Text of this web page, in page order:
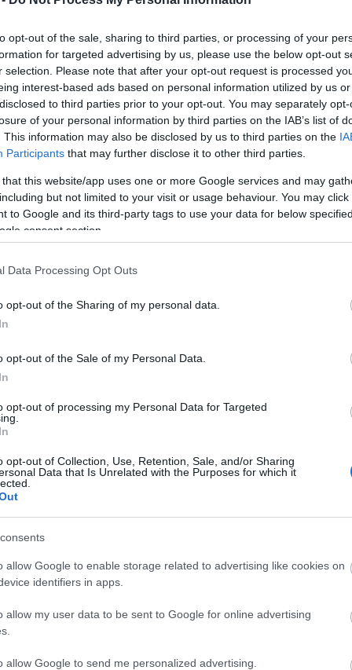
opt-out of the sale, sharing to third parties, or processing of your
for targeted advertising by us, please use the below opt-out
selection. Please note that after your opt-out request is processed
interest-based ads based on personal information utilized by us
to third parties prior to your opt-out. You may separately
of your personal information by third parties on the IAB’s list of
This information may also be disclosed by us to third parties on the
Participants that may further disclose it to other third parties.
that this website/app uses one or more Google services and may
but not limited to your visit or usage behaviour. You may
to Google and its third-party tags to use your data for below
consent section.
Data Processing Opt Outs
opt-out of the Sharing of my personal data.
opt-out of the Sale of my Personal Data.
opt-out of processing my Personal Data for Targeted
opt-out of Collection, Use, Retention, Sale, and/or Sharing
Data that Is Unrelated with the Purposes for which it
allow Google to enable storage related to advertising like cookies on
identifiers in apps.
allow my user data to be sent to Google for online advertising
allow Google to send me personalized advertising.
nélkül nevezhettek alkotóműhelyek,
január 1-je után készült, nemzetiségekkel
mezőnyben több olyan film is helyet kapott,
már bizonyított, így például a
című alkotás.
világot s embert" - Kátó Sándor portréja
Balogh Attila ötvenedik születésnapjára"
Szabó Jutka); Itt felejtette őket az ég (Pászti
Adrien); Tesla (Milivojevic Snezana, Sibalin
nyelven (Kovács János); Granada - Maya család
(Kovács János); Svédtelenül (Kovács
István); Agárdy Gábor portré - Piros orra is meg
"C" mint cigány (Kovács János); A vecsési
bólyi körkép (rendező: Varga Zsófia).
Kállai Ernő, a nemzeti és etnikai kisebbségi
is átad.
alkalommal más kisebbség vállalja magára a
a vendéglátók. Ennek megfelelően a
tervezte, egy teremben pedig, párhuzamosan a
vetítenek. A szemlét követő fogadáson a
szervezője, az MTV kisebbségi műsorainak
címmel szinopszispályázatot hirdetett
diákoknak. A kiírók a kisebbségben élőktől
filmtémákat március 16-ig. A legjobb
szakmai segítségével elkészítheti filmjét,